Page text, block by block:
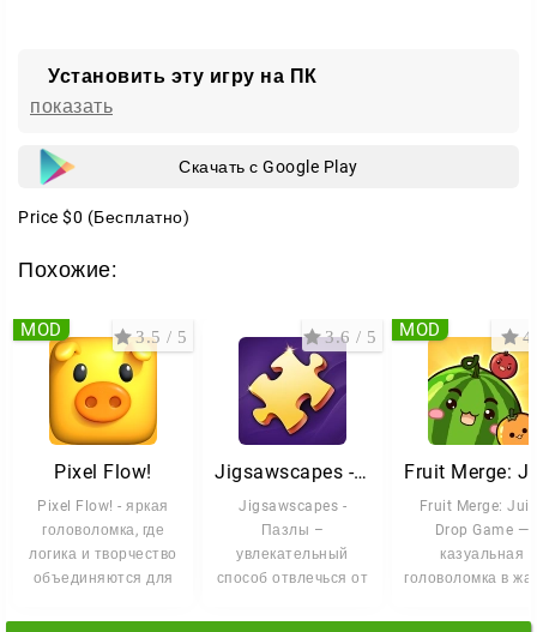
Установить эту игру на ПК
показать
Скачать с Google Play
Price $0 (Бесплатно)
Похожие:
Pixel Flow!
Pixel Flow! - яркая
головоломка, где
логика и творчество
объединяются для
3.5 / 5
MOD
Jigsawscapes - Пазлы
Jigsawscapes -
Пазлы –
увлекательный
способ отвлечься от
медитативный мир
3.6 / 5
Fruit Merge:
Drop Game —
казуальная
головоломка в
Brave HK
4
MOD